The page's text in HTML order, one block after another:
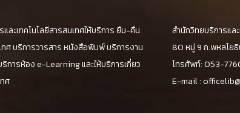
ละเทคโนโลยีสารสนเทศให้บริการ ยืม-คืน
ศ บริการวารสาร หนังสือพิมพ์ บริการงาน
การห้อง e-Learning และให้บริการเกี่ยว
ศ
สำนักวิทยบริการแล
80 หมู่ 9 ถ.พหลโยธิ
โทรศัพท์: 053-
E-mail :